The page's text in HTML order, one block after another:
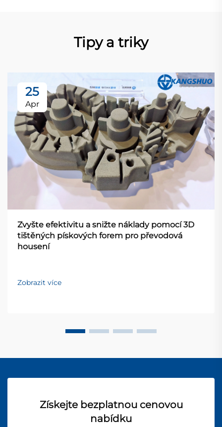
Tipy a triky
25
Apr
Zvyšte efektivitu a snižte náklady pomocí 3D
tištěných pískových forem pro převodová
housení
Zobrazit více
Získejte bezplatnou cenovou
nabídku